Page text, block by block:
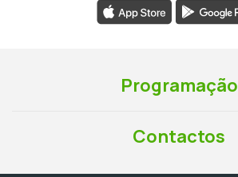
Programação
Contactos